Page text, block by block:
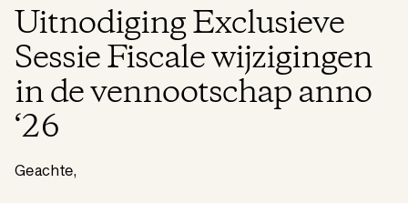
Uitnodiging Exclusieve
Sessie Fiscale wijzigingen
in de vennootschap anno
‘26
Geachte,